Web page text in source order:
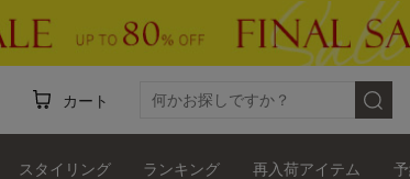
カート
スタイリング ランキング 再入荷アイテム